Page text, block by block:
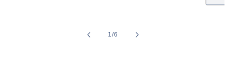
1/of
6